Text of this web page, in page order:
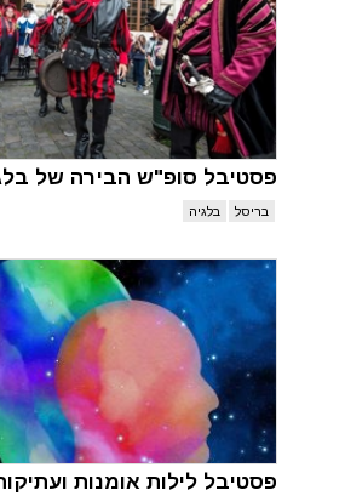
פסטיבל סופ"ש הבירה של בלגיה
בריסל בלגיה
פסטיבל לילות אומנות